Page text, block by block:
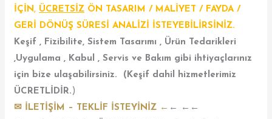
İÇİN, ÜCRETSİZ ÖN TASARIM / MALİYET / FAYDA /
GERİ DÖNÜŞ SÜRESİ ANALİZİ İSTEYEBİLİRSİNİZ.
Keşif , Fizibilite, Sistem Tasarımı , Ürün Tedarikleri
,Uygulama , Kabul , Servis ve Bakım gibi ihtiyaçlarınız
için bize ulaşabilirsiniz. (Keşif dahil hizmetlerimiz
ÜCRETLİDİR. )
✉ İLETİŞİM – TEKLİF İSTEYİNİZ ← ← ←←